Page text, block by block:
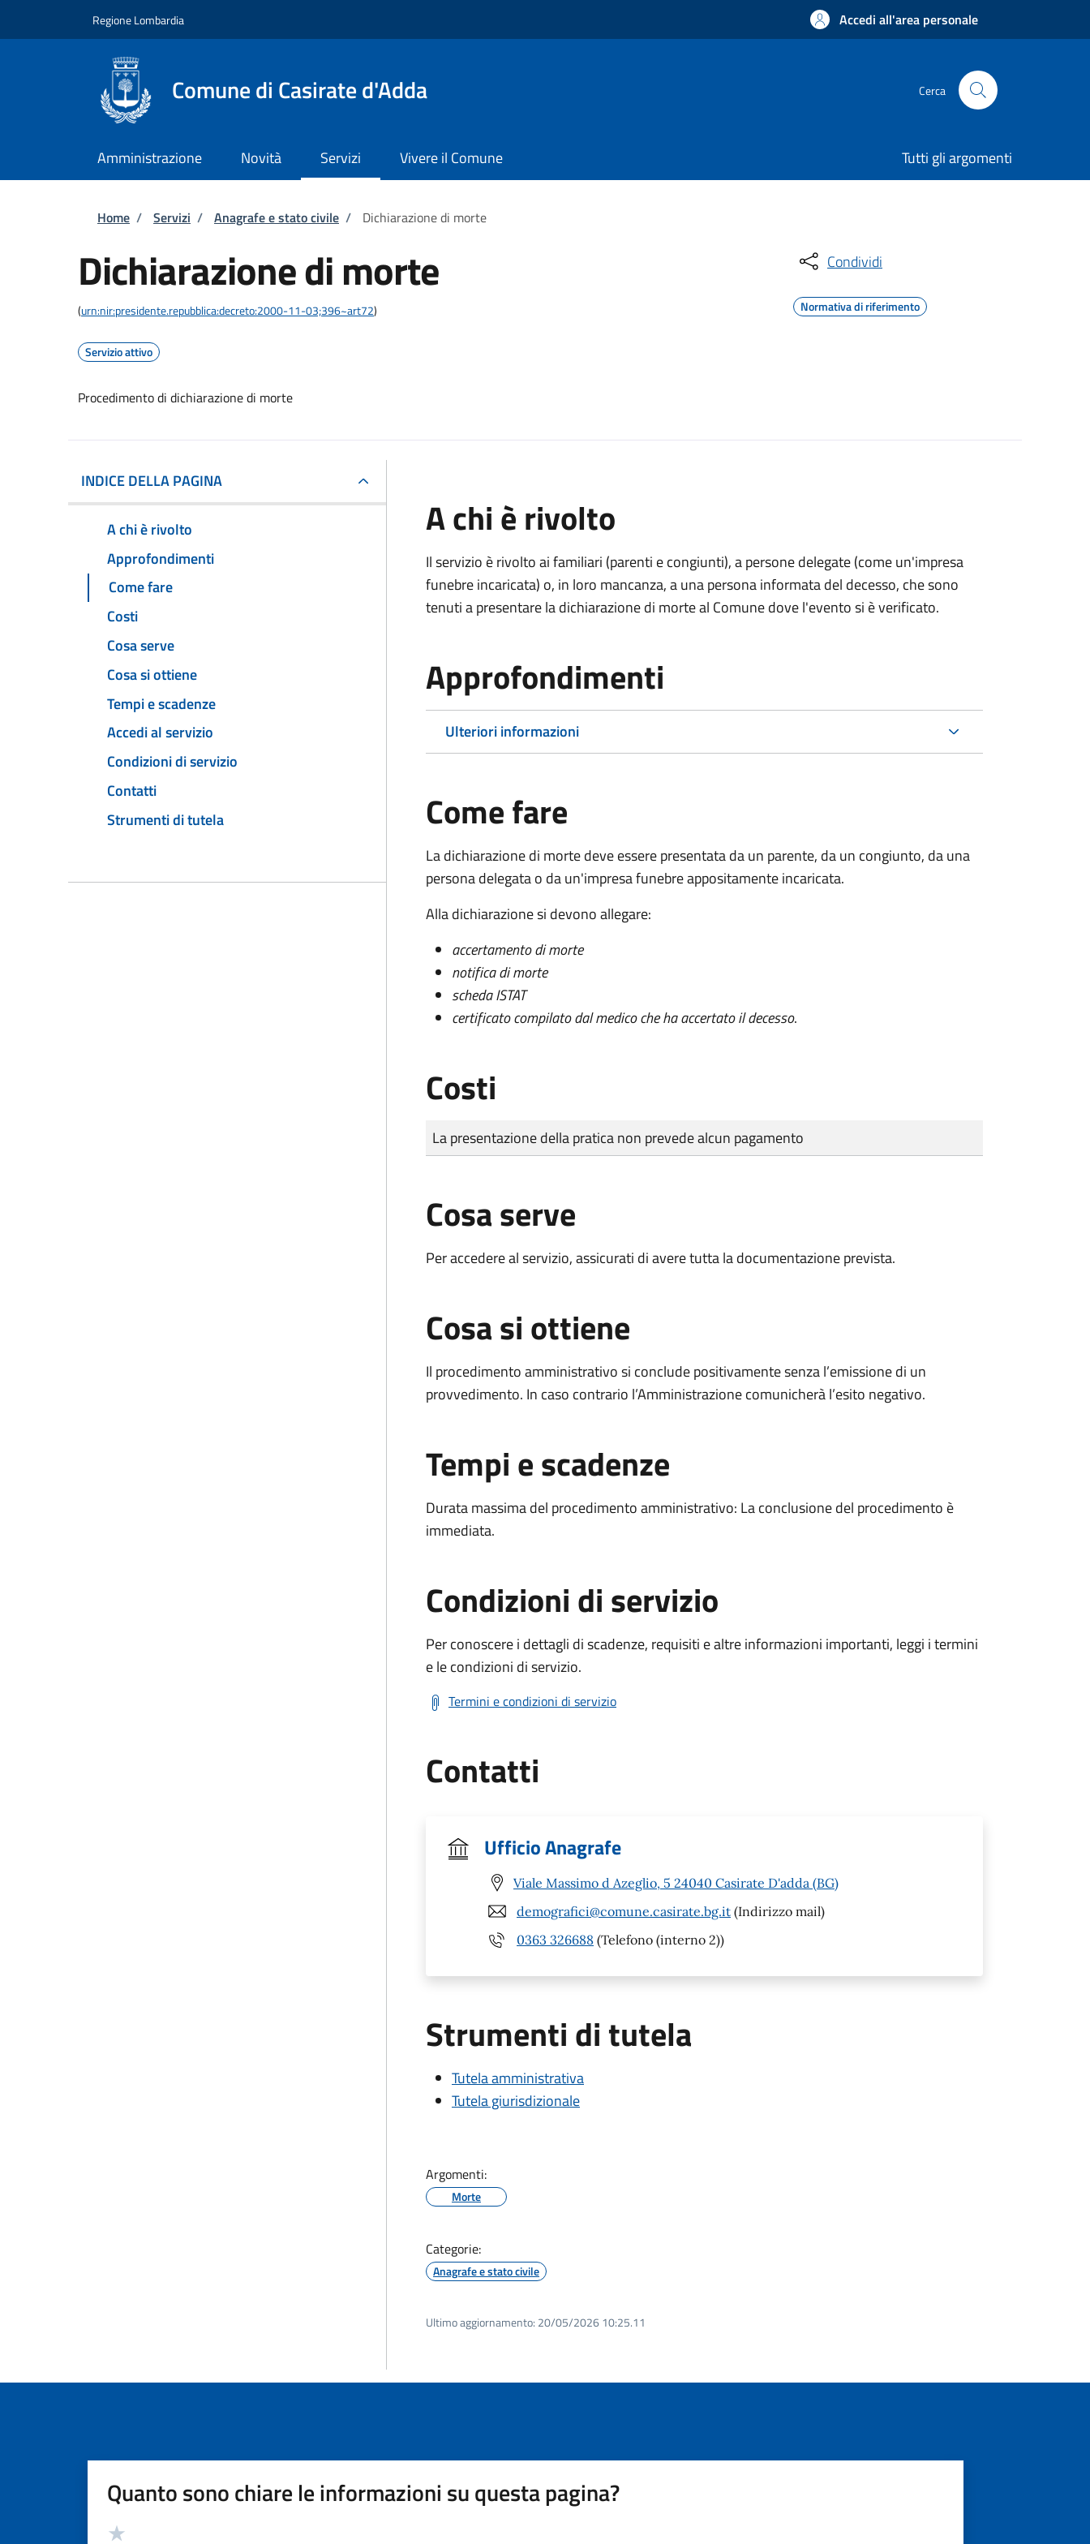
Regione Lombardia Accedi all'area personale
Comune di Casirate d'Adda Cerca
Amministrazione Novità Servizi Vivere il Comune Tutti gli argomenti
Briciole di pane
Home / Servizi / Anagrafe e stato civile / Dichiarazione di morte
Dichiarazione di morte
(urn:nir:presidente.repubblica:decreto:2000-11-03;396~art72)
Servizio attivo
Procedimento di dichiarazione di morte
Condividi
Normativa di riferimento
INDICE DELLA PAGINA
A chi è rivolto
Approfondimenti
Come fare
Costi
Cosa serve
Cosa si ottiene
Tempi e scadenze
Accedi al servizio
Condizioni di servizio
Contatti
Strumenti di tutela
A chi è rivolto
Il servizio è rivolto ai familiari (parenti e congiunti), a persone delegate (come un'impresa
funebre incaricata) o, in loro mancanza, a una persona informata del decesso, che sono
tenuti a presentare la dichiarazione di morte al Comune dove l'evento si è verificato.
Approfondimenti
Ulteriori informazioni
Come fare
La dichiarazione di morte deve essere presentata da un parente, da un congiunto, da una
persona delegata o da un'impresa funebre appositamente incaricata.
Alla dichiarazione si devono allegare:
accertamento di morte
notifica di morte
scheda ISTAT
certificato compilato dal medico che ha accertato il decesso.
Costi
Tipo di pagamento
Importo
La presentazione della pratica non prevede alcun pagamento
Cosa serve
Per accedere al servizio, assicurati di avere tutta la documentazione prevista.
Cosa si ottiene
Il procedimento amministrativo si conclude positivamente senza l’emissione di un
provvedimento. In caso contrario l’Amministrazione comunicherà l’esito negativo.
Tempi e scadenze
Durata massima del procedimento amministrativo: La conclusione del procedimento è
immediata.
Condizioni di servizio
Per conoscere i dettagli di scadenze, requisiti e altre informazioni importanti, leggi i termini
e le condizioni di servizio.
Termini e condizioni di servizio
Contatti
Ufficio Anagrafe
Viale Massimo d Azeglio, 5 24040 Casirate D'adda (BG)
demografici@comune.casirate.bg.it (Indirizzo mail)
0363 326688 (Telefono (interno 2))
Strumenti di tutela
Tutela amministrativa
Tutela giurisdizionale
Argomenti:
Morte
Categorie:
Anagrafe e stato civile
Ultimo aggiornamento: 20/05/2026 10:25.11
Quanto sono chiare le informazioni su questa pagina?
Valutazione